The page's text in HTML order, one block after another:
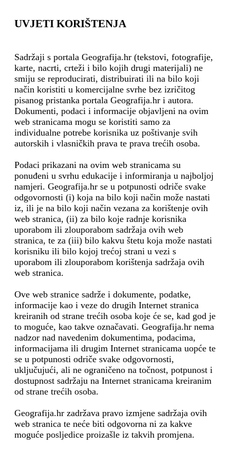
UVJETI KORIŠTENJA
Sadržaji s portala Geografija.hr (tekstovi, fotografije,
karte, nacrti, crteži i bilo kojih drugi materijali) ne
smiju se reproducirati, distribuirati ili na bilo koji
način koristiti u komercijalne svrhe bez izričitog
pisanog pristanka portala Geografija.hr i autora.
Dokumenti, podaci i informacije objavljeni na ovim
web stranicama mogu se koristiti samo za
individualne potrebe korisnika uz poštivanje svih
autorskih i vlasničkih prava te prava trećih osoba.
Podaci prikazani na ovim web stranicama su
ponuđeni u svrhu edukacije i informiranja u najboljoj
namjeri. Geografija.hr se u potpunosti odriče svake
odgovornosti (i) koja na bilo koji način može nastati
iz, ili je na bilo koji način vezana za korištenje ovih
web stranica, (ii) za bilo koje radnje korisnika
uporabom ili zlouporabom sadržaja ovih web
stranica, te za (iii) bilo kakvu štetu koja može nastati
korisniku ili bilo kojoj trećoj strani u vezi s
uporabom ili zlouporabom korištenja sadržaja ovih
web stranica.
Ove web stranice sadrže i dokumente, podatke,
informacije kao i veze do drugih Internet stranica
kreiranih od strane trećih osoba koje će se, kad god je
to moguće, kao takve označavati. Geografija.hr nema
nadzor nad navedenim dokumentima, podacima,
informacijama ili drugim Internet stranicama uopće te
se u potpunosti odriče svake odgovornosti,
uključujući, ali ne ograničeno na točnost, potpunost i
dostupnost sadržaju na Internet stranicama kreiranim
od strane trećih osoba.
Geografija.hr zadržava pravo izmjene sadržaja ovih
web stranica te neće biti odgovorna ni za kakve
moguće posljedice proizašle iz takvih promjena.